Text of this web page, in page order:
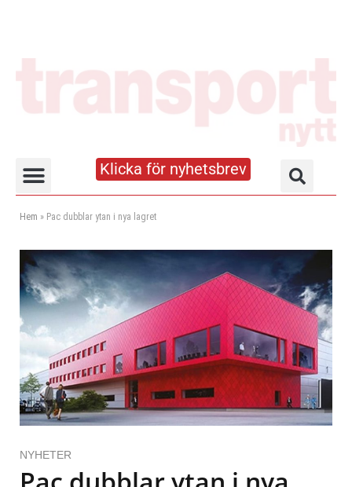
Klicka för nyhetsbrev
Hem » Pac dubblar ytan i nya lagret
NYHETER